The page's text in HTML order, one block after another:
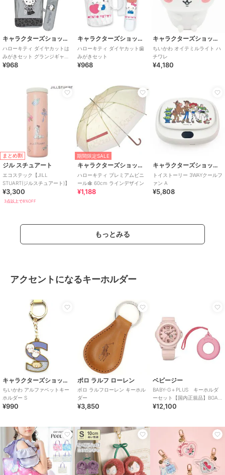
キャラクターズショップ ラフラフ
ハローキティ ダイヤカットは
みがきセット グランジギャル
ラブギャルモード
¥968
キャラクターズショップ ラフラフ
ハローキティ ダイヤカット歯
みがきセット
¥968
キャラクターズショップ ラフラフ
ちいかわ オイテミルライト ハ
チワレ
¥4,180
まとめ割
ジル スチュアート
エコステック【JILL
STUART(ジルスチュアート)】
¥3,300
3点以上で8%OFF
期間限定SALE
キャラクターズショップ ラフラフ
ハローキティ プレミアムビニ
ール傘 60cm ラインデザイン
¥1,188
キャラクターズショップ ラフラフ
トイストーリー 3WAYクールフ
ァン A
¥5,808
もっとみる
アクセントになるキーホルダー
キャラクターズショップ ラフラフ
ちいかわ アルファベットキー
ホルダー S
¥990
ポロ ラルフ ローレン
ポロ ラルフローレン キーホル
ダー
¥3,850
ベビージー
BABY-G＋PLUS キーホルダ
ーセット【国内正規品】BGA-
15K-4AJR
¥12,100